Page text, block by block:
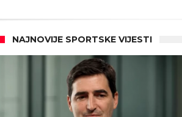
NAJNOVIJE SPORTSKE VIJESTI